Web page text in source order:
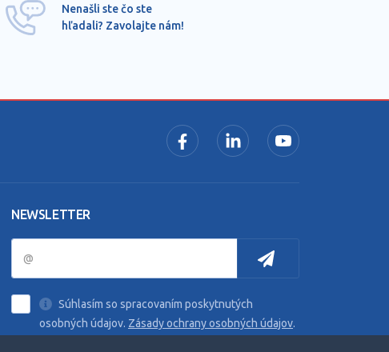
Nenašli ste čo ste
hľadali? Zavolajte nám!
NEWSLETTER
Súhlasím so spracovaním poskytnutých
osobných údajov. Zásady ochrany osobných údajov.